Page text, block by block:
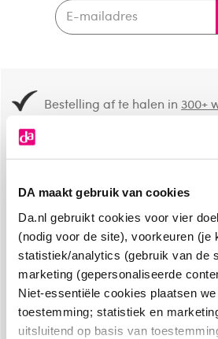
DA maakt gebruik van cookies
Da.nl gebruikt cookies voor vier
(nodig voor de site), voorkeuren (je
statistiek/analytics (gebruik van de
marketing (gepersonaliseerde
Niet-essentiële cookies plaatsen
toestemming; statistiek en
uitsluitend op basis van
Bestelling af te halen in300+
8.6 uit4.106 reviews
Over DA
Klantenservice
Assortiment